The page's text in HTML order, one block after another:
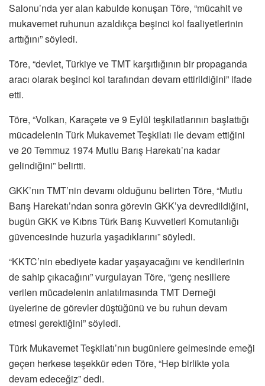
Salonu’nda yer alan kabulde konuşan Töre, “mücahit ve
mukavemet ruhunun azaldıkça beşinci kol faaliyetlerinin
arttığını” söyledi.
Töre, “devlet, Türkiye ve TMT karşıtlığının bir propaganda
aracı olarak beşinci kol tarafından devam ettirildiğini” ifade
etti.
Töre, “Volkan, Karaçete ve 9 Eylül teşkilatlarının başlattığı
mücadelenin Türk Mukavemet Teşkilatı ile devam ettiğini
ve 20 Temmuz 1974 Mutlu Barış Harekatı’na kadar
gelindiğini” belirtti.
GKK’nın TMT’nin devamı olduğunu belirten Töre, “Mutlu
Barış Harekatı’ndan sonra görevin GKK’ya devredildiğini,
bugün GKK ve Kıbrıs Türk Barış Kuvvetleri Komutanlığı
güvencesinde huzurla yaşadıklarını” söyledi.
“KKTC’nin ebediyete kadar yaşayacağını ve kendilerinin
de sahip çıkacağını” vurgulayan Töre, “genç nesillere
verilen mücadelenin anlatılmasında TMT Derneği
üyelerine de görevler düştüğünü ve bu ruhun devam
etmesi gerektiğini” söyledi.
Türk Mukavemet Teşkilatı’nın bugünlere gelmesinde emeği
geçen herkese teşekkür eden Töre, “Hep birlikte yola
devam edeceğiz” dedi.